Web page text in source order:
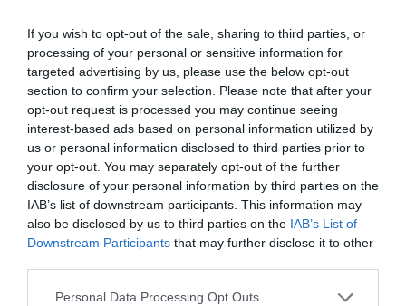
If you wish to opt-out of the sale, sharing to third parties, or
processing of your personal or sensitive information for
targeted advertising by us, please use the below opt-out
section to confirm your selection. Please note that after your
opt-out request is processed you may continue seeing
interest-based ads based on personal information utilized by
us or personal information disclosed to third parties prior to
your opt-out. You may separately opt-out of the further
disclosure of your personal information by third parties on the
IAB’s list of downstream participants. This information may
also be disclosed by us to third parties on the IAB’s List of
Downstream Participants that may further disclose it to other
Please note that this website/app uses one or more Google
Personal Data Processing Opt Outs
δυνάμεις για αναζωπυρώσεις
λόγω των ισχυρών ανέμων
Βελτιωμένη είναι η εικόνα της φωτιάς που ξέσπασε
το πρωί της Δευτέρας στην περιοχή του Αγίου
Στυλιανού στον Κουβαρά Αττικής, καθώς το κύριο
μέτωπο έχει οριοθετηθεί, ωστόσο ισχυρές
πυροσβεστικές δυνάμεις παραμέν...
16:15 | 10 Αυγούστου 2026 Ελλάδα